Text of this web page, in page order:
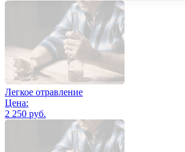
Легкое отравление
Цена:
2 250 руб.